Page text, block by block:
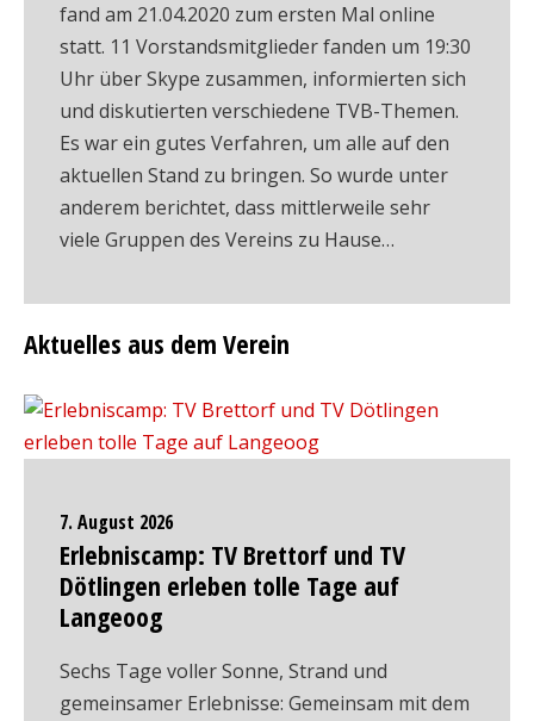
fand am 21.04.2020 zum ersten Mal online
statt. 11 Vorstandsmitglieder fanden um 19:30
Uhr über Skype zusammen, informierten sich
und diskutierten verschiedene TVB-Themen.
Es war ein gutes Verfahren, um alle auf den
aktuellen Stand zu bringen. So wurde unter
anderem berichtet, dass mittlerweile sehr
viele Gruppen des Vereins zu Hause…
Aktuelles aus dem Verein
7. August 2026
Erlebniscamp: TV Brettorf und TV
Dötlingen erleben tolle Tage auf
Langeoog
Sechs Tage voller Sonne, Strand und
gemeinsamer Erlebnisse: Gemeinsam mit dem